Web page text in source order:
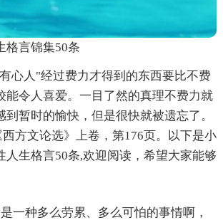
格言锦集50条
心人"经过费力才得到的东西要比不费
能令人喜爱。一目了然的真理不费力就
暂时的愉快，但是很快就被遗忘了。
方文论选》上卷，第176页。以下是小
人生格言50条,欢迎阅读，希望大家能够
一种多么劳累、多么可怕的事情啊，